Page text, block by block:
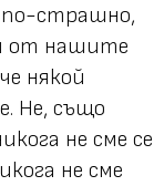
страшно,
от нашите
някой
Не, също
не сме се
не сме